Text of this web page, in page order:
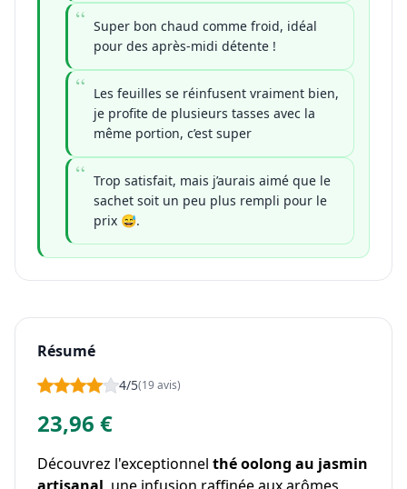
Super bon chaud comme froid, idéal
pour des après-midi détente !
Les feuilles se réinfusent vraiment bien,
je profite de plusieurs tasses avec la
même portion, c’est super
Trop satisfait, mais j’aurais aimé que le
sachet soit un peu plus rempli pour le
prix 😅.
Résumé
4/5(19 avis)
23,96 €
Découvrez l'exceptionnel thé oolong au jasmin
artisanal, une infusion raffinée aux arômes